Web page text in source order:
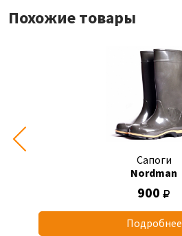
Похожие товары
Сапоги
Nordman
900
Подробнее